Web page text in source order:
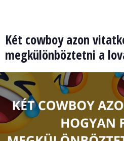
Két cowboy azon
megkülönböztetni a